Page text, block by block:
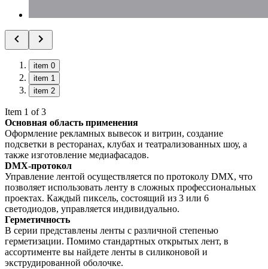
item 0
item 1
item 2
Item 1 of 3
Основная область применения
Оформление рекламных вывесок и витрин, создание
подсветки в ресторанах, клубах и театрализованных шоу, а
также изготовление медиафасадов.
DMX-протокол
Управление лентой осуществляется по протоколу DMX, что
позволяет использовать ленту в сложных профессиональных
проектах. Каждый пиксель, состоящий из 3 или 6
светодиодов, управляется индивидуально.
Герметичность
В серии представлены ленты с различной степенью
герметизации. Помимо стандартных открытых лент, в
ассортименте вы найдете ленты в силиконовой и
экструдированной оболочке.